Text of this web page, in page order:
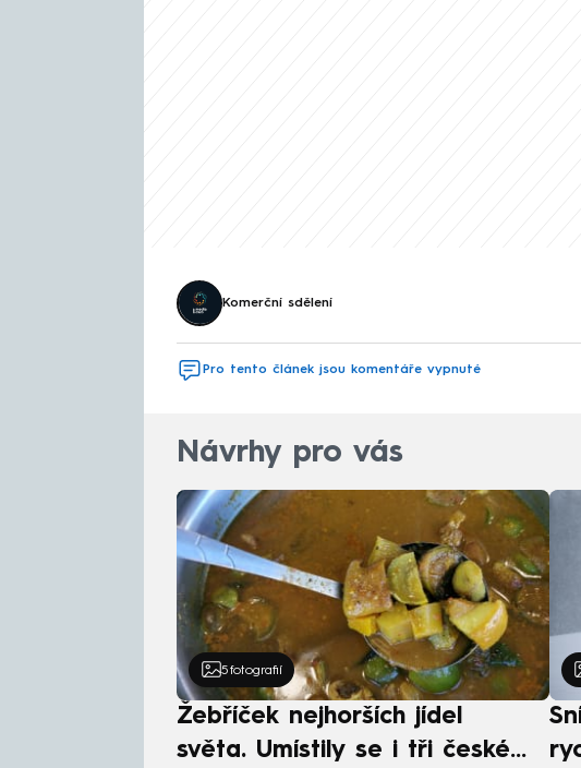
Komerční sdělení
Pro tento článek jsou komentáře vypnuté
Návrhy pro vás
5 fotografií
Žebříček nejhorších jídel
světa. Umístily se i tři české